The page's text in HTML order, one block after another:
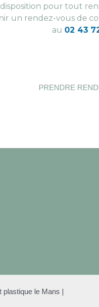
pour tout
un rendez-vous de
au 02 43
PRENDRE
plastique le Mans |